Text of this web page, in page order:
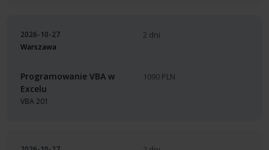
2026-10-27
Warszawa
Programowanie VBA w
Excelu
VBA 201
2 dni
1090 PLN